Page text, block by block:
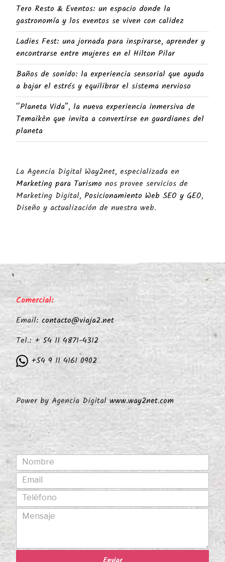
Tero Resto & Eventos: un espacio donde la
gastronomía y los eventos se viven con calidez
Ladies Fest: una jornada para inspirarse, aprender y
encontrarse entre mujeres en el Hilton Pilar
Baños de sonido: la experiencia sensorial que ayuda
a bajar el estrés y equilibrar el sistema nervioso
“Planeta Vida”, la nueva experiencia inmersiva de
Temaikèn que invita a convertirse en guardianes del
planeta
La Agencia Digital Way2net, especializada en
Marketing para Turismo nos provee servicios de
Marketing Digital, Posicionamiento Web SEO y GEO,
Diseño y actualización de nuestra web.
Comercial:
Email: contacto@viaja2.net
Tel.:+ 54 11 4871-4312
+54 9 11 4161 0902
Power by Agencia Digital www.way2net.com